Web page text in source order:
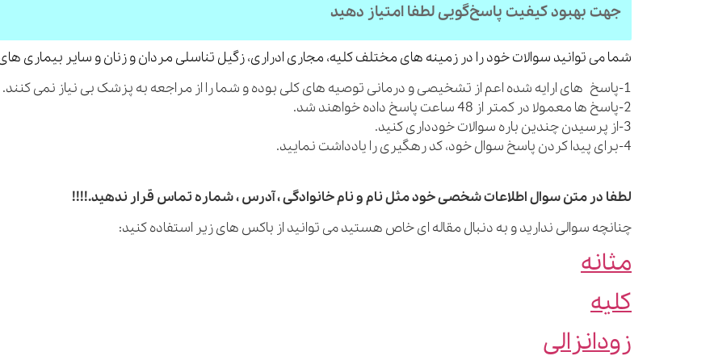
جهت بهبود کیفیت پاسخ‌گویی لطفا امتیاز دهید
شما می توانید سوالات خود را در زمینه های مختلف کلیه، مجاری ادراری، زگیل تناسلی مردان و زنان و سایر بیماری
1-پاسخ های ارایه شده اعم از تشخیصی و درمانی توصیه های کلی بوده و شما را از مراجعه به پزشک بی نیاز نمی کنند.
2-پاسخ ها معمولا در کمتر از 48 ساعت پاسخ داده خواهند شد.
3-از پرسیدن چندین باره سوالات خودداری کنید.
4-برای پیدا کردن پاسخ سوال خود، کد رهگیری را یادداشت نمایید.
لطفا در متن سوال اطلاعات شخصی خود مثل نام و نام خانوادگی ، آدرس ، شماره تماس قرار ندهید.!!!!
چنانچه سوالی ندارید و به دنبال مقاله ای خاص هستید می توانید از باکس های زیر استفاده کنید:
مثانه
کلیه
زودانزالی